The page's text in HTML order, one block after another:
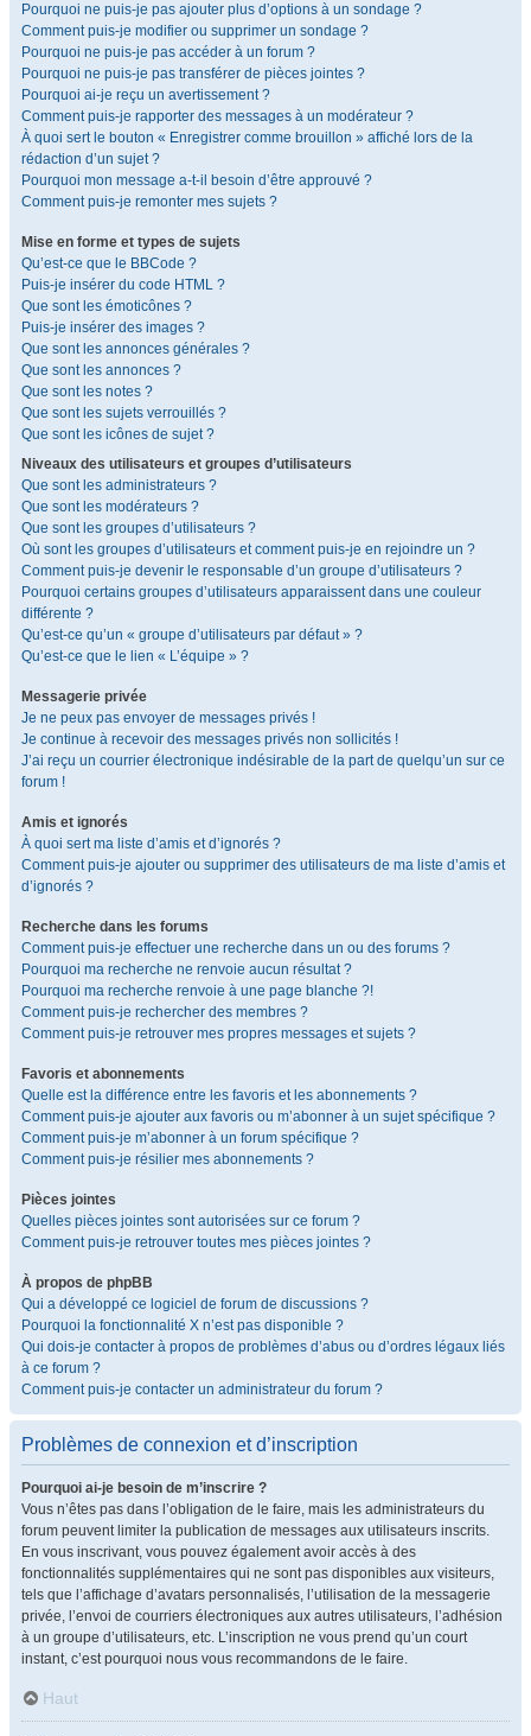
Pourquoi ne puis-je pas ajouter plus d’options à un sondage ?
Comment puis-je modifier ou supprimer un sondage ?
Pourquoi ne puis-je pas accéder à un forum ?
Pourquoi ne puis-je pas transférer de pièces jointes ?
Pourquoi ai-je reçu un avertissement ?
Comment puis-je rapporter des messages à un modérateur ?
À quoi sert le bouton « Enregistrer comme brouillon » affiché lors de la
rédaction d’un sujet ?
Pourquoi mon message a-t-il besoin d’être approuvé ?
Comment puis-je remonter mes sujets ?
Mise en forme et types de sujets
Qu’est-ce que le BBCode ?
Puis-je insérer du code HTML ?
Que sont les émoticônes ?
Puis-je insérer des images ?
Que sont les annonces générales ?
Que sont les annonces ?
Que sont les notes ?
Que sont les sujets verrouillés ?
Que sont les icônes de sujet ?
Niveaux des utilisateurs et groupes d’utilisateurs
Que sont les administrateurs ?
Que sont les modérateurs ?
Que sont les groupes d’utilisateurs ?
Où sont les groupes d’utilisateurs et comment puis-je en rejoindre un ?
Comment puis-je devenir le responsable d’un groupe d’utilisateurs ?
Pourquoi certains groupes d’utilisateurs apparaissent dans une couleur
différente ?
Qu’est-ce qu’un « groupe d’utilisateurs par défaut » ?
Qu’est-ce que le lien « L’équipe » ?
Messagerie privée
Je ne peux pas envoyer de messages privés !
Je continue à recevoir des messages privés non sollicités !
J’ai reçu un courrier électronique indésirable de la part de quelqu’un sur ce
forum !
Amis et ignorés
À quoi sert ma liste d’amis et d’ignorés ?
Comment puis-je ajouter ou supprimer des utilisateurs de ma liste d’amis et
d’ignorés ?
Recherche dans les forums
Comment puis-je effectuer une recherche dans un ou des forums ?
Pourquoi ma recherche ne renvoie aucun résultat ?
Pourquoi ma recherche renvoie à une page blanche ?!
Comment puis-je rechercher des membres ?
Comment puis-je retrouver mes propres messages et sujets ?
Favoris et abonnements
Quelle est la différence entre les favoris et les abonnements ?
Comment puis-je ajouter aux favoris ou m’abonner à un sujet spécifique ?
Comment puis-je m’abonner à un forum spécifique ?
Comment puis-je résilier mes abonnements ?
Pièces jointes
Quelles pièces jointes sont autorisées sur ce forum ?
Comment puis-je retrouver toutes mes pièces jointes ?
À propos de phpBB
Qui a développé ce logiciel de forum de discussions ?
Pourquoi la fonctionnalité X n’est pas disponible ?
Qui dois-je contacter à propos de problèmes d’abus ou d’ordres légaux liés
à ce forum ?
Comment puis-je contacter un administrateur du forum ?
Problèmes de connexion et d’inscription
Pourquoi ai-je besoin de m’inscrire ?
Vous n’êtes pas dans l’obligation de le faire, mais les administrateurs du
forum peuvent limiter la publication de messages aux utilisateurs inscrits.
En vous inscrivant, vous pouvez également avoir accès à des
fonctionnalités supplémentaires qui ne sont pas disponibles aux visiteurs,
tels que l’affichage d’avatars personnalisés, l’utilisation de la messagerie
privée, l’envoi de courriers électroniques aux autres utilisateurs, l’adhésion
à un groupe d’utilisateurs, etc. L’inscription ne vous prend qu’un court
instant, c’est pourquoi nous vous recommandons de le faire.
Haut